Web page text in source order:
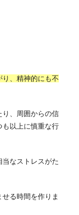
り、精神的にも不
り、周囲からの信
も以上に慎重な行
なストレスがた
る時間を作りま